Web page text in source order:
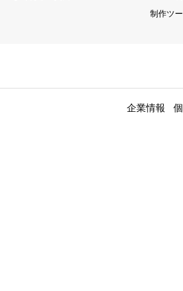
制作ツ
企業情報